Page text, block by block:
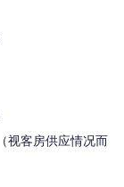
视客房供应情况而